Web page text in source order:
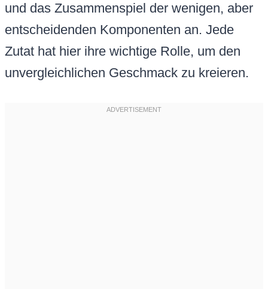
und das Zusammenspiel der wenigen, aber
entscheidenden Komponenten an. Jede
Zutat hat hier ihre wichtige Rolle, um den
unvergleichlichen Geschmack zu kreieren.